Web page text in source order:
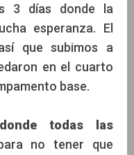
3 días donde la
esperanza. El
que subimos a
en el cuarto
base.
todas las
no tener que